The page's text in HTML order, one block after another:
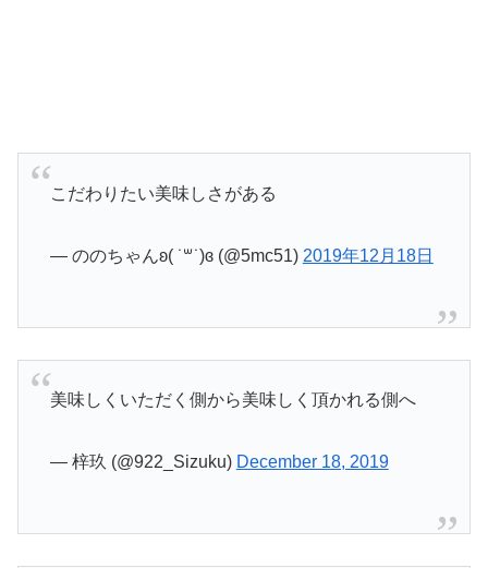
こだわりたい美味しさがある
— ののちゃんʚ( ˙꒳​˙)ɞ (@5mc51) 2019年12月18日
美味しくいただく側から美味しく頂かれる側へ
— 梓玖 (@922_Sizuku) December 18, 2019